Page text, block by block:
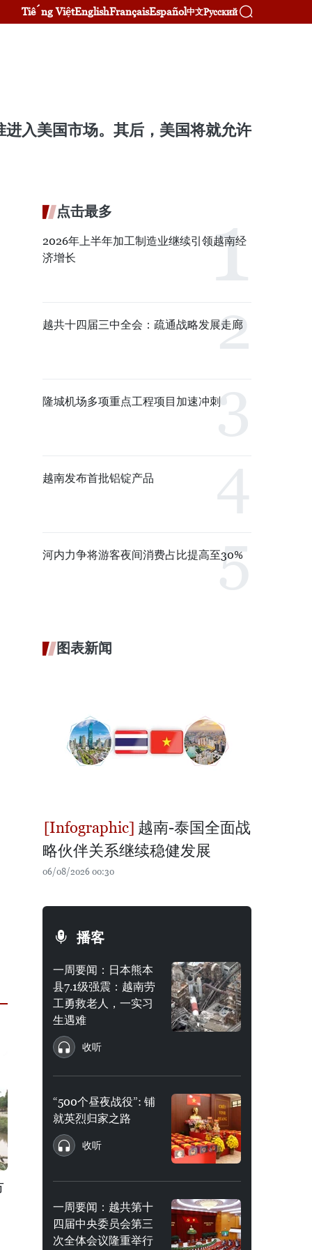
Tiếng ViệtEnglishFrançaisEspañol中文Русский
入美国市场。其后，美国将就允许
点击最多
2026年上半年加工制造业继续引领越南经
济增长
越共十四届三中全会：疏通战略发展走廊
隆城机场多项重点工程项目加速冲刺
越南发布首批铝锭产品
河内力争将游客夜间消费占比提高至30%
图表新闻
越南-泰国全面战
略伙伴关系继续稳健发展
06/08/2026 00:30
播客
一周要闻：日本熊本
县7.1级强震：越南劳
工勇救老人，一实习
生遇难
收听
“500个昼夜战役”: 铺
就英烈归家之路
收听
一周要闻：越共第十
四届中央委员会第三
次全体会议隆重举行